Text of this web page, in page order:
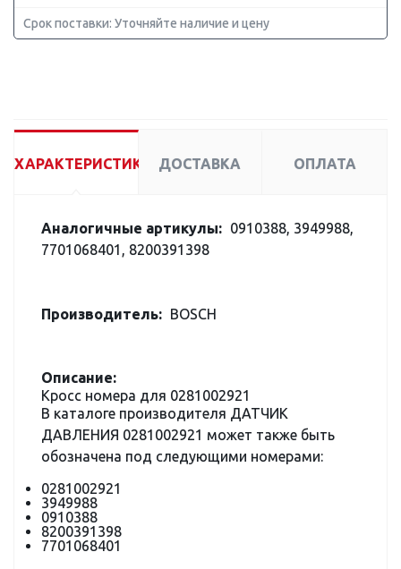
Срок поставки: Уточняйте наличие и цену
ХАРАКТЕРИСТИКИ ДОСТАВКА ОПЛАТА
Аналогичные артикулы: 0910388, 3949988,
7701068401, 8200391398
Производитель: BOSCH
Описание:
Кросс номера для 0281002921
В каталоге производителя ДАТЧИК
ДАВЛЕНИЯ 0281002921 может также быть
обозначена под следующими номерами:
0281002921
3949988
0910388
8200391398
7701068401